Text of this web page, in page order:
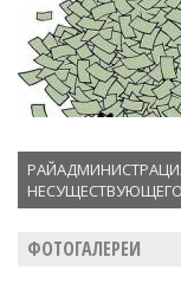
НЕСУЩЕСТВУЮЩЕГО
ФОТОГАЛЕРЕИ